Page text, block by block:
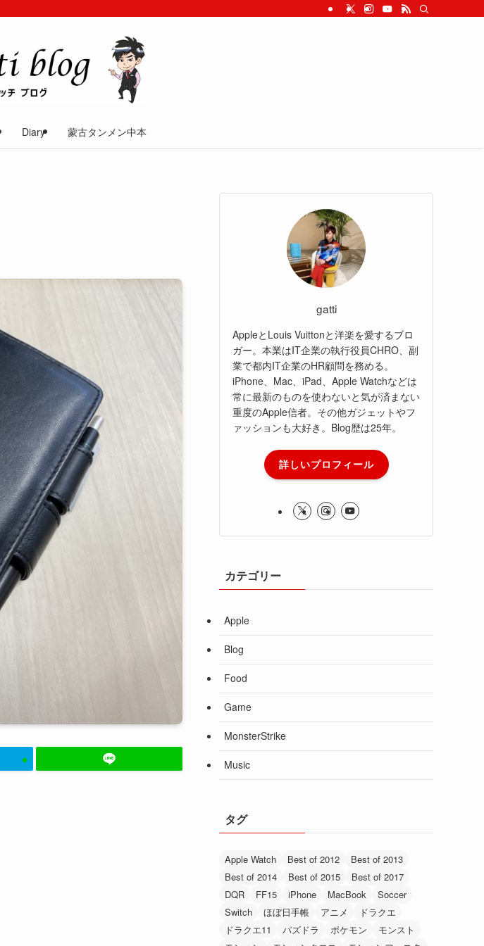
Diary 蒙古タンメン中本
gatti
AppleとLouis Vuittonと洋楽を愛するブロ
ガー。本業はIT企業の執行役員CHRO、副
業で都内IT企業のHR顧問を務める。
iPhone、Mac、iPad、Apple Watchなどは
常に最新のものを使わないと気が済まない
重度のApple信者。その他ガジェットやフ
ァッションも大好き。Blog歴は25年。
詳しいプロフィール
カテゴリー
Apple
Blog
Food
Game
MonsterStrike
Music
タグ
Apple Watch Best of 2012
Best of 2013
Best of 2014
Best of 2015
Best of 2017
DQR
FF15 iPhone MacBook
Soccer
Switch
ほぼ日手帳 アニメ
ドラクエ
ドラクエ11
パズドラ ポケモン
モンスト